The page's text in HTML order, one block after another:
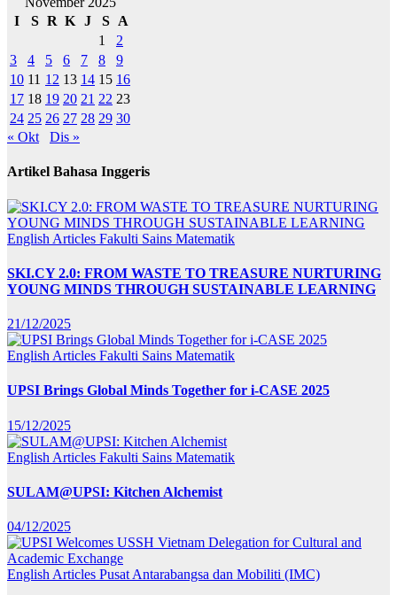
I
S R K J S
A
1
2
3
4 5 6 7 8
9
10 11 12 13 14 15 16
17 18 19 20 21 22 23
24 25 26 27 28 29 30
« Okt
Dis »
Artikel Bahasa Inggeris
English Articles Fakulti Sains Matematik
SKI.CY 2.0: FROM WASTE TO TREASURE NURTURING
YOUNG MINDS THROUGH SUSTAINABLE LEARNING
21/12/2025
English Articles Fakulti Sains Matematik
UPSI Brings Global Minds Together for i-CASE 2025
15/12/2025
English Articles Fakulti Sains Matematik
SULAM@UPSI: Kitchen Alchemist
04/12/2025
English Articles Pusat Antarabangsa dan Mobiliti (IMC)